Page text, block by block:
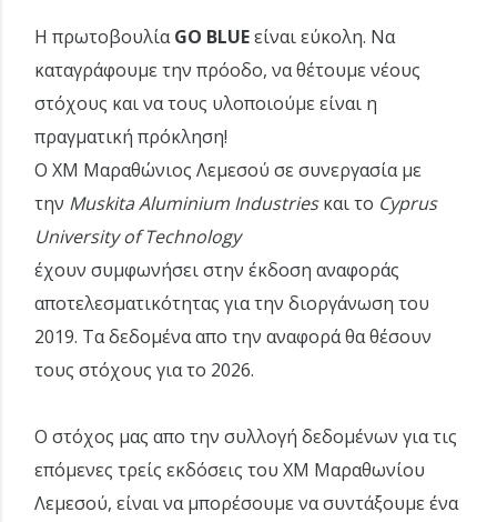
Η πρωτοβουλίαGO BLUEείναι εύκολη. Να
καταγράφουμε την πρόοδο, να θέτουμε νέους
στόχους και να τους υλοποιούμε είναι η
πραγματική πρόκληση!
Ο XM Μαραθώνιος Λεμεσού σε συνεργασία με
την Muskita Aluminium Industriesκαι το Cyprus
University of Technology
έχουν συμφωνήσει στην έκδοση αναφοράς
αποτελεσματικότητας για την διοργάνωση του
2019. Τα δεδομένα απο την αναφορά θα θέσουν
τους στόχους για το 2026.
Ο στόχος μας απο την συλλογή δεδομένων για τις
επόμενες τρείς εκδόσεις του XM Μαραθωνίου
Λεμεσού, είναι να μπορέσουμε να συντάξουμε ένα